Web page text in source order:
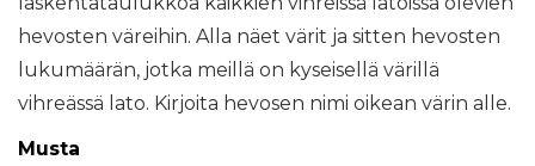
hevosten väreihin. Alla näet värit ja sitten hevosten
lukumäärän, jotka meillä on kyseisellä värillä
vihreässä lato. Kirjoita hevosen nimi oikean värin alle.
Musta